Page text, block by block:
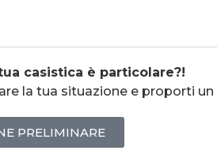
casistica è particolare?!
la tua situazione e proporti un
PRELIMINARE